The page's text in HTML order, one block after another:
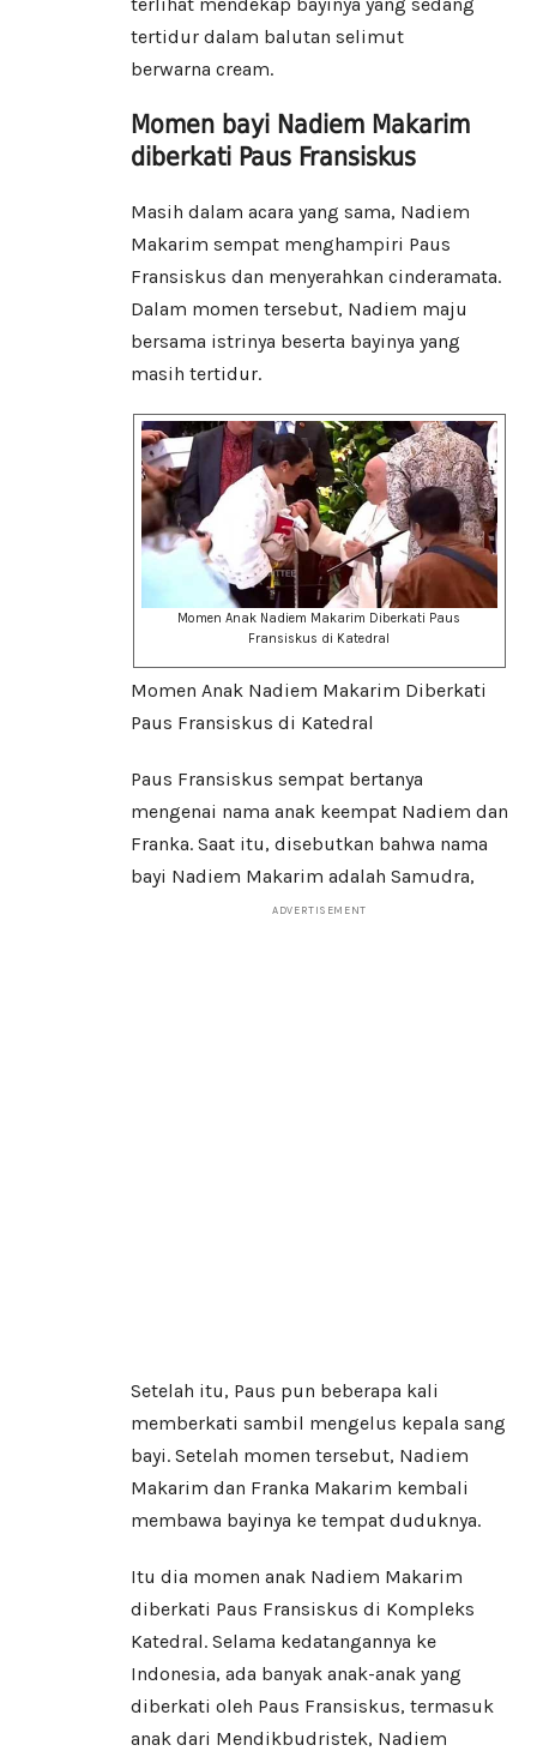
tertidur dalam balutan selimut
berwarna cream.
Momen bayi Nadiem Makarim
diberkati Paus Fransiskus
Masih dalam acara yang sama, Nadiem
Makarim sempat menghampiri Paus
Fransiskus dan menyerahkan cinderamata.
Dalam momen tersebut, Nadiem maju
bersama istrinya beserta bayinya yang
masih tertidur.
Momen Anak Nadiem Makarim Diberkati Paus
Fransiskus di Katedral
Momen Anak Nadiem Makarim Diberkati
Paus Fransiskus di Katedral
Paus Fransiskus sempat bertanya
mengenai nama anak keempat Nadiem dan
Franka. Saat itu, disebutkan bahwa nama
bayi Nadiem Makarim adalah Samudra,
ADVERTISEMENT
Setelah itu, Paus pun beberapa kali
memberkati sambil mengelus kepala sang
bayi. Setelah momen tersebut, Nadiem
Makarim dan Franka Makarim kembali
membawa bayinya ke tempat duduknya.
Itu dia momen anak Nadiem Makarim
diberkati Paus Fransiskus di Kompleks
Katedral. Selama kedatangannya ke
Indonesia, ada banyak anak-anak yang
diberkati oleh Paus Fransiskus, termasuk
anak dari Mendikbudristek, Nadiem